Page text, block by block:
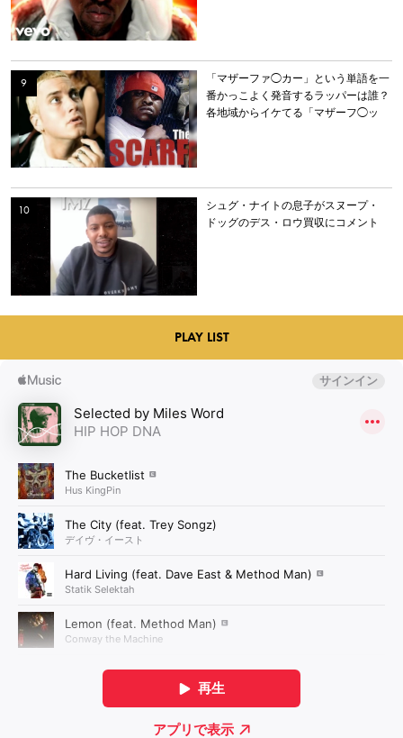
「マザーファ◯カー」という単語を一
番かっこよく発音するラッパーは誰？
各地域からイケてる「マザーフ◯ッ
シュグ・ナイトの息子がスヌープ・
ドッグのデス・ロウ買収にコメント
PLAY LIST